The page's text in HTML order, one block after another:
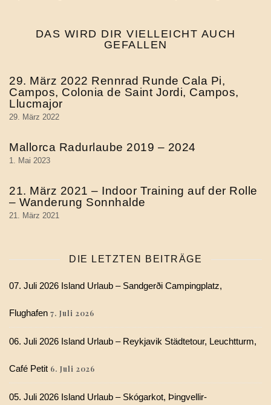
DAS WIRD DIR VIELLEICHT AUCH
GEFALLEN
29. März 2022 Rennrad Runde Cala Pi,
Campos, Colonia de Saint Jordi, Campos,
Llucmajor
29. März 2022
Mallorca Radurlaube 2019 – 2024
1. Mai 2023
21. März 2021 – Indoor Training auf der Rolle
– Wanderung Sonnhalde
21. März 2021
DIE LETZTEN BEITRÄGE
07. Juli 2026 Island Urlaub – Sandgerði Campingplatz,
Flughafen 7. Juli 2026
06. Juli 2026 Island Urlaub – Reykjavik Städtetour, Leuchtturm,
Café Petit 6. Juli 2026
05. Juli 2026 Island Urlaub – Skógarkot, Þingvellir-